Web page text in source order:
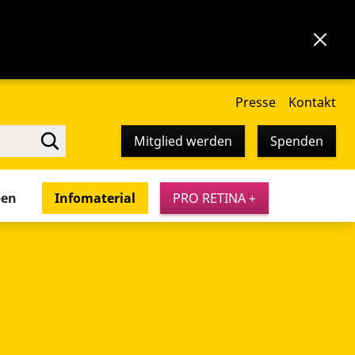
Presse Kontakt
Mitglied werden Spenden
Infomaterial PRO RETINA +